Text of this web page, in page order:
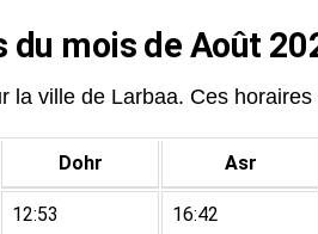
du mois de Août
la ville de Larbaa. Ces
Dohr Asr
12:53 16:42